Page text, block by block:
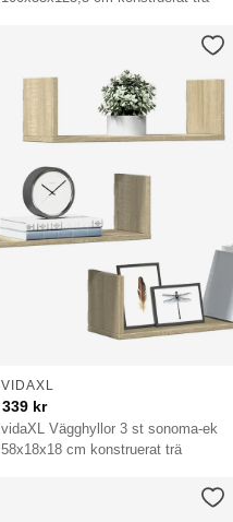
vidaXL Vägghyllor 3 st sonoma-ek
58x18x18 cm konstruerat trä
VIDAXL
339 kr